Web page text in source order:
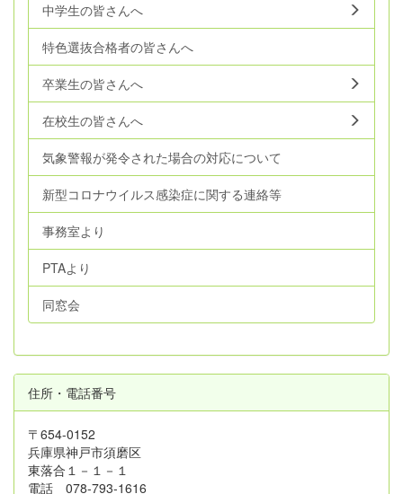
中学生の皆さんへ
特色選抜合格者の皆さんへ
卒業生の皆さんへ
在校生の皆さんへ
気象警報が発令された場合の対応について
新型コロナウイルス感染症に関する連絡等
事務室より
PTAより
同窓会
住所・電話番号
〒654-0152
兵庫県神戸市須磨区
東落合１－１－１
電話 078-793-1616